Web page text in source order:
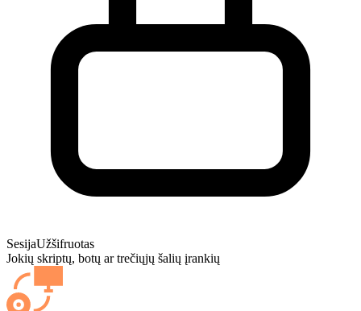
SesijaUžšifruotas
Jokių skriptų, botų ar trečiųjų šalių įrankių